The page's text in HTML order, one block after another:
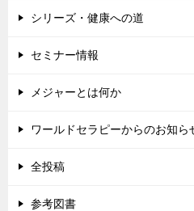
シリーズ・健康への道
セミナー情報
メジャーとは何か
ワールドセラピーからのお知ら
全投稿
参考図書